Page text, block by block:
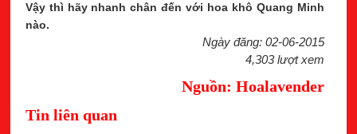
Vậy thì hãy nhanh chân đến với hoa khô Quang Minh
nào.
Ngày đăng: 02-06-2015
4,303 lượt xem
Nguồn: Hoalavender
Tin liên quan